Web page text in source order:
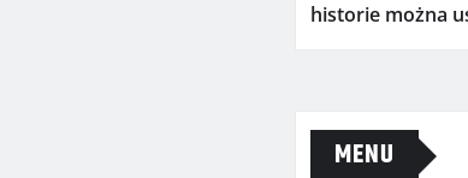
historie można
MENU